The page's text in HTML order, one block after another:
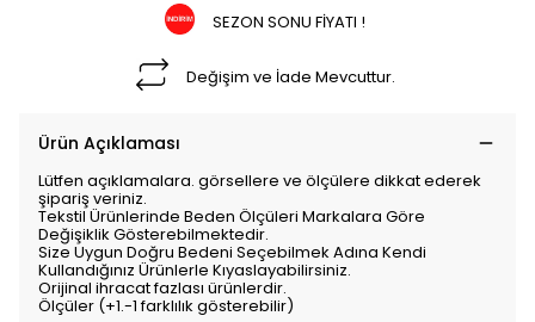
SEZON SONU FİYATI !
Değişim ve İade Mevcuttur.
Ürün Açıklaması
Lütfen açıklamalara. görsellere ve ölçülere dikkat ederek
şipariş veriniz.
Tekstil Ürünlerinde Beden Ölçüleri Markalara Göre
Değişiklik Gösterebilmektedir.
Size Uygun Doğru Bedeni Seçebilmek Adına Kendi
Kullandığınız Ürünlerle Kıyaslayabilirsiniz.
Orijinal ihracat fazlası ürünlerdir.
Ölçüler (+1.-1 farklılık gösterebilir)